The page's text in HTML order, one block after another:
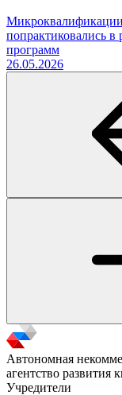
попрактиковались в
программ
26.05.2026
Автономная
агентство развития
Учредители